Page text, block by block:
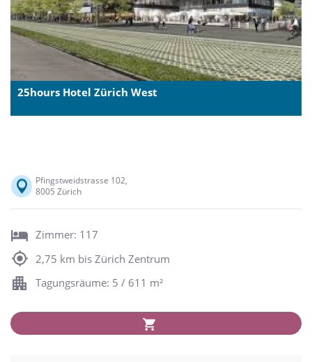
25hours Hotel Zürich West
Pfingstweidstrasse 102,
8005 Zürich
Zimmer: 117
2,75 km bis Zürich Zentrum
Tagungsräume: 5 / 611 m²